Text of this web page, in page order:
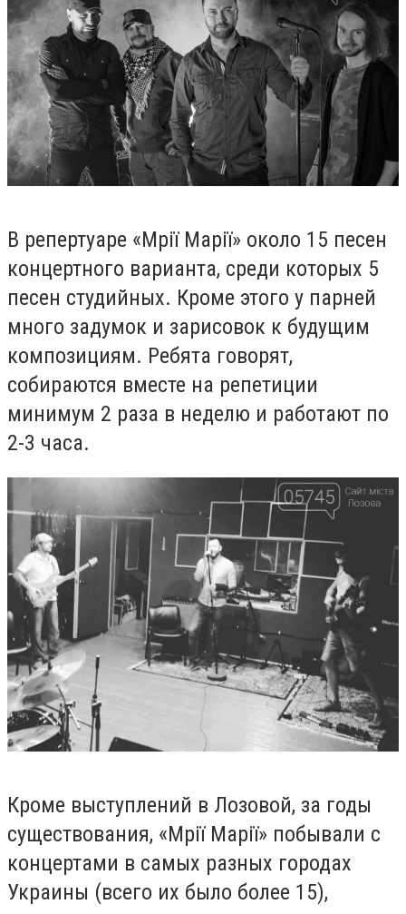
В репертуаре «Мрії Марії» около 15 песен
концертного варианта, среди которых 5
песен студийных. Кроме этого у парней
много задумок и зарисовок к будущим
композициям. Ребята говорят,
собираются вместе на репетиции
минимум 2 раза в неделю и работают по
2-3 часа.
Кроме выступлений в Лозовой, за годы
существования, «Мрії Марії» побывали с
концертами в самых разных городах
Украины (всего их было более 15),